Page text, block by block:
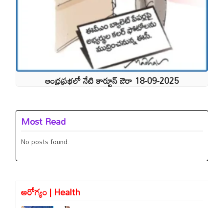
ఆంధ్రప్రభలో నేటి కార్టూన్ ఔరా 18-09-2025
Most Read
No posts found.
ఆరోగ్యం | Health